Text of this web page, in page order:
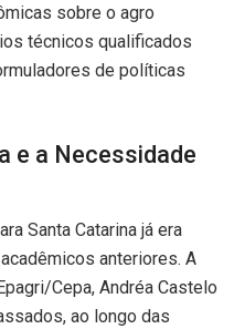
sobre o agro
técnicos qualificados
de políticas
e a Necessidade
Santa Catarina já era
anteriores. A
Cepa, Andréa Castelo
ao longo das